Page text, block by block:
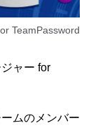
TeamPassword
ャー for
ムのメンバー